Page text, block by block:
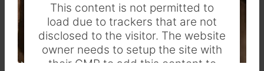
This content is not permitted to
load due to trackers that are not
disclosed to the visitor. The website
owner needs to setup the site with
their CMP to add this content to